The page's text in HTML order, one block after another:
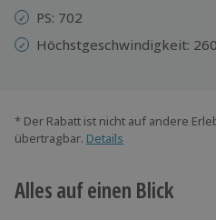
PS: 702
Höchstgeschwindigkeit:
* Der Rabatt ist nicht auf andere
übertragbar. Details
Alles auf einen Blick